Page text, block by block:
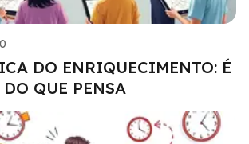
DO ENRIQUECIMENTO: É
QUE PENSA